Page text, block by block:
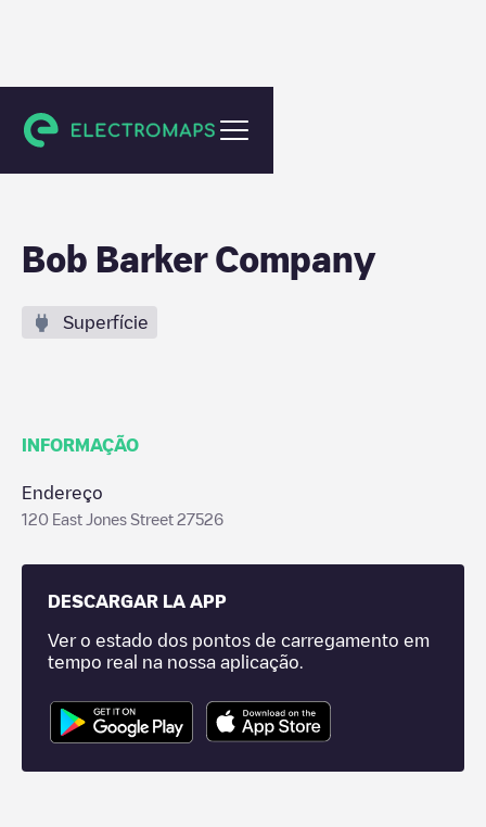
Fuquay-Varina
Bob Barker Company
Superfície
INFORMAÇÃO
Endereço
120 East Jones Street 27526
DESCARGAR LA APP
Ver o estado dos pontos de carregamento em
tempo real na nossa aplicação.